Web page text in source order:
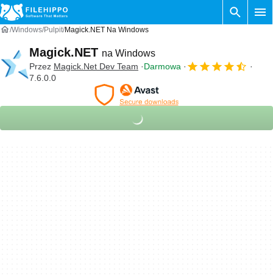
Windows Pulpit Magick.NET Na Windows
Magick.NET na Windows
Przez Magick.Net Dev Team
Darmowa
7.6.0.0